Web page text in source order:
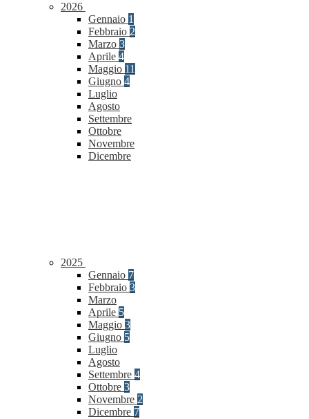
2026
Gennaio 1
Febbraio 2
Marzo 3
Aprile 4
Maggio 11
Giugno 4
Luglio
Agosto
Settembre
Ottobre
Novembre
Dicembre
2025
Gennaio 7
Febbraio 3
Marzo
Aprile 5
Maggio 3
Giugno 5
Luglio
Agosto
Settembre 4
Ottobre 3
Novembre 2
Dicembre 7